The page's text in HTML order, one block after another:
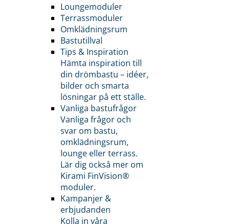
Loungemoduler
Terrassmoduler
Omklädningsrum
Bastutillval
Tips & Inspiration
Hämta inspiration till
din drömbastu – idéer,
bilder och smarta
lösningar på ett ställe.
Vanliga bastufrågor
Vanliga frågor och
svar om bastu,
omklädningsrum,
lounge eller terrass.
Lär dig också mer om
Kirami FinVision®
moduler.
Kampanjer &
erbjudanden
Kolla in våra